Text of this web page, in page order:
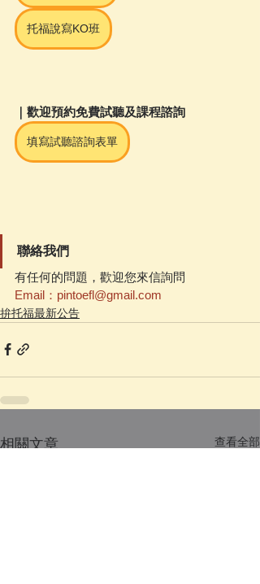
托福說寫KO班
｜歡迎預約免費試聽及課程諮詢
填寫試聽諮詢表單
聯絡我們
有任何的問題，歡迎您來信詢問
Email：pintoefl@gmail.com
拚托福最新公告
相關文章 查看全部